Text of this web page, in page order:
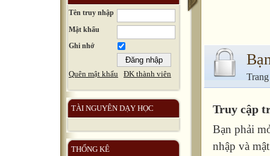
Tên truy nhập
Mật khẩu
Ghi nhớ
Quên mật khẩu ĐK thành viên
TÀI NGUYÊN DẠY HỌC
THỐNG KÊ
Truy cập
Bạn phải
nhập và